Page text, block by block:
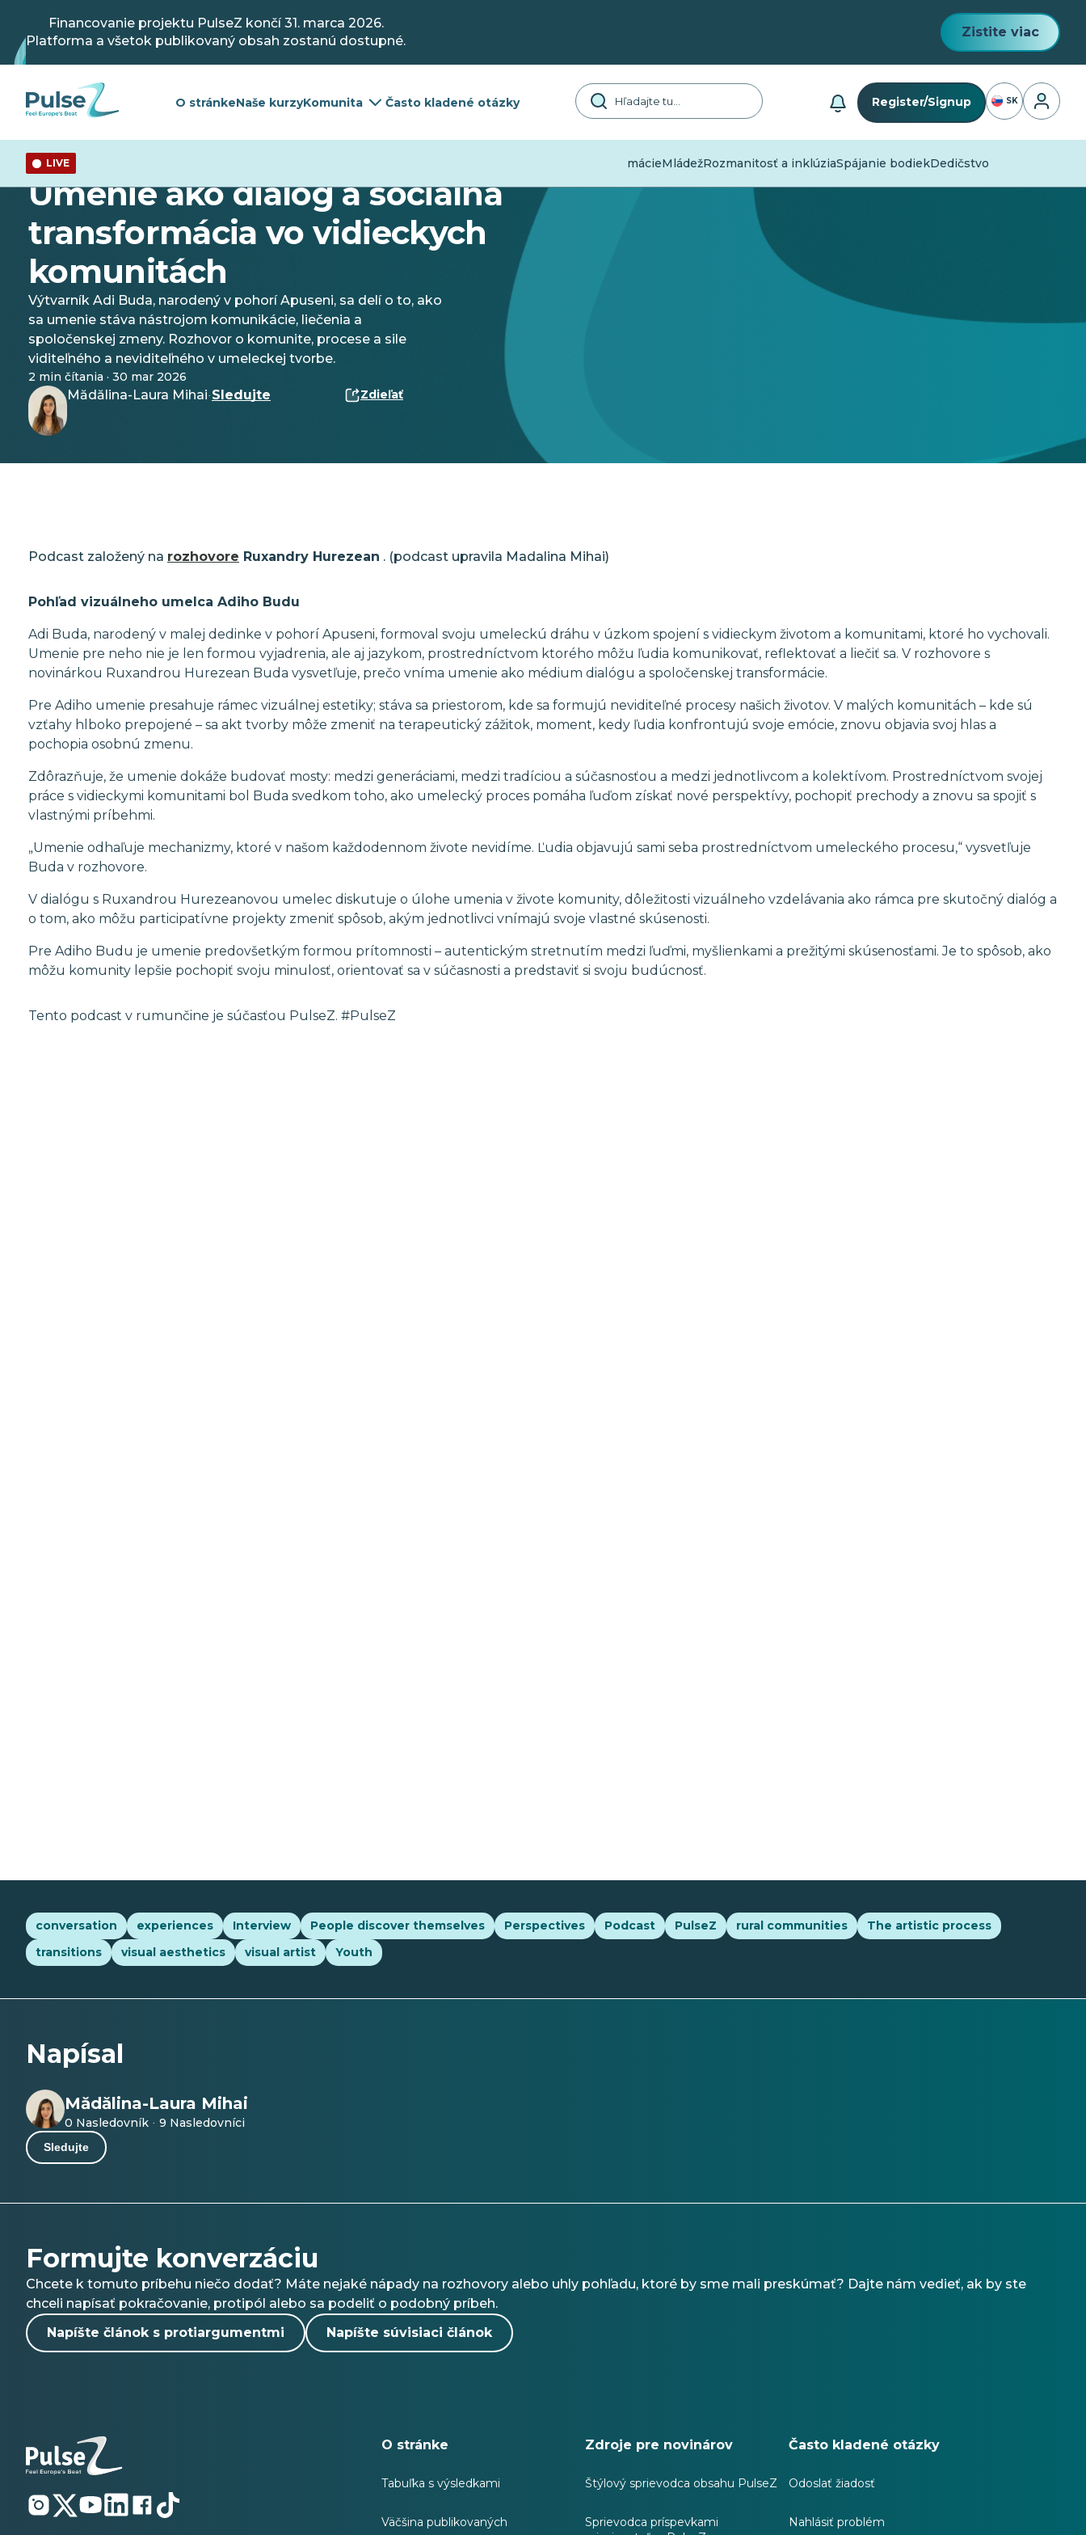
hlavný
obsah
Financovanie projektu PulseZ končí 31. marca 2026.
Platforma a všetok publikovaný obsah zostanú dostupné.
Zistite viac
O stránkeNaše kurzyKomunita Často kladené otázky Register/Signup SK
LIVE DezinformácieMládežRozmanitosť a inklúziaSpájanie bodiekDedičstvo
Mládež
Umenie ako dialóg a sociálna
transformácia vo vidieckych
komunitách
Výtvarník Adi Buda, narodený v pohorí Apuseni, sa delí o to, ako
sa umenie stáva nástrojom komunikácie, liečenia a
spoločenskej zmeny. Rozhovor o komunite, procese a sile
viditeľného a neviditeľného v umeleckej tvorbe.
2 min čítania · 30 mar 2026
Mădălina-Laura Mihai· Sledujte Zdieľať
Podcast založený na rozhovore Ruxandry Hurezean . (podcast upravila Madalina Mihai)
Pohľad vizuálneho umelca Adiho Budu
Adi Buda, narodený v malej dedinke v pohorí Apuseni, formoval svoju umeleckú dráhu v úzkom spojení s vidieckym životom a komunitami, ktoré ho vychovali.
Umenie pre neho nie je len formou vyjadrenia, ale aj jazykom, prostredníctvom ktorého môžu ľudia komunikovať, reflektovať a liečiť sa. V rozhovore s
novinárkou Ruxandrou Hurezean Buda vysvetľuje, prečo vníma umenie ako médium dialógu a spoločenskej transformácie.
Pre Adiho umenie presahuje rámec vizuálnej estetiky; stáva sa priestorom, kde sa formujú neviditeľné procesy našich životov. V malých komunitách – kde sú
vzťahy hlboko prepojené – sa akt tvorby môže zmeniť na terapeutický zážitok, moment, kedy ľudia konfrontujú svoje emócie, znovu objavia svoj hlas a
pochopia osobnú zmenu.
Zdôrazňuje, že umenie dokáže budovať mosty: medzi generáciami, medzi tradíciou a súčasnosťou a medzi jednotlivcom a kolektívom. Prostredníctvom svojej
práce s vidieckymi komunitami bol Buda svedkom toho, ako umelecký proces pomáha ľuďom získať nové perspektívy, pochopiť prechody a znovu sa spojiť s
vlastnými príbehmi.
„Umenie odhaľuje mechanizmy, ktoré v našom každodennom živote nevidíme. Ľudia objavujú sami seba prostredníctvom umeleckého procesu,“ vysvetľuje
Buda v rozhovore.
V dialógu s Ruxandrou Hurezeanovou umelec diskutuje o úlohe umenia v živote komunity, dôležitosti vizuálneho vzdelávania ako rámca pre skutočný dialóg a
o tom, ako môžu participatívne projekty zmeniť spôsob, akým jednotlivci vnímajú svoje vlastné skúsenosti.
Pre Adiho Budu je umenie predovšetkým formou prítomnosti – autentickým stretnutím medzi ľuďmi, myšlienkami a prežitými skúsenosťami. Je to spôsob, ako
môžu komunity lepšie pochopiť svoju minulosť, orientovať sa v súčasnosti a predstaviť si svoju budúcnosť.
Tento podcast v rumunčine je súčasťou PulseZ. #PulseZ
conversation experiences Interview People discover themselves Perspectives Podcast PulseZ rural communities
The artistic process
transitions
visual aesthetics visual artist Youth
Napísal
Mădălina-Laura Mihai
0 Nasledovník · 9 Nasledovníci
Sledujte
Formujte konverzáciu
Chcete k tomuto príbehu niečo dodať? Máte nejaké nápady na rozhovory alebo uhly pohľadu, ktoré by sme mali preskúmať? Dajte nám vedieť, ak by ste
chceli napísať pokračovanie, protipól alebo sa podeliť o podobný príbeh.
Napíšte článok s protiargumentmi
Napíšte súvisiaci článok
Otvorí
sa
Otvorí
sa
Otvorí
sa
Otvorí
sa
Otvorí
sa
Otvorí
sa
O stránke
Tabuľka s výsledkami
Väčšina publikovaných
Zdroje pre novinárov
Štýlový sprievodca obsahu PulseZ
Sprievodca príspevkami
Často kladené otázky
Odoslať žiadosť
Nahlásiť problém